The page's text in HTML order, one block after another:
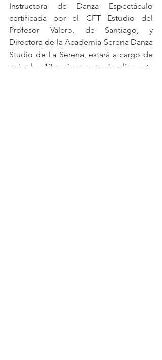
Instructora de Danza Espectáculo
certificada por el CFT Estudio del
Profesor Valero, de Santiago, y
Directora de la Academia Serena Danza
Studio de La Serena, estará a cargo de
guiar las 12 sesiones que implica esta